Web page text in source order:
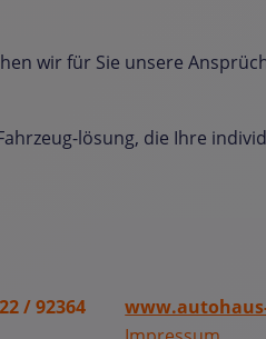
wir für Sie unsere
lösung, die Ihre
/ 92364